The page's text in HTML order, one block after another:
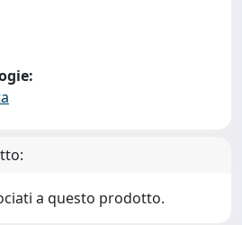
a questo prodotto.